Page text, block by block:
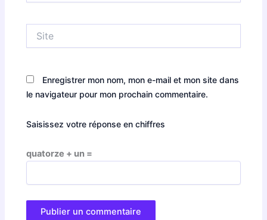
Enregistrer mon nom, mon e-mail et mon site dans
le navigateur pour mon prochain commentaire.
Saisissez votre réponse en chiffres
quatorze + un =